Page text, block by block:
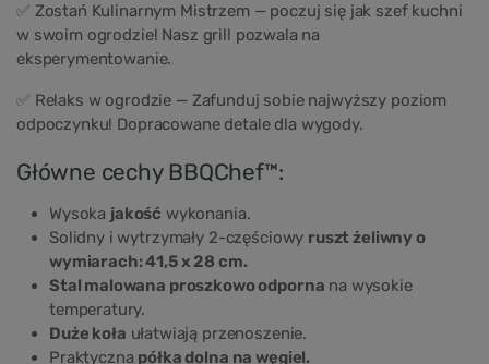
✅ Zostań Kulinarnym Mistrzem — poczuj się jak szef kuchni
w swoim ogrodzie! Nasz grill pozwala na
eksperymentowanie.
✅ Relaks w ogrodzie — Zafunduj sobie najwyższy poziom
odpoczynku! Dopracowane detale dla wygody.
Główne cechy BBQChef™:
Wysoka jakość wykonania.
Solidny i wytrzymały 2-częściowy ruszt żeliwny o
wymiarach: 41,5 x 28 cm.
Stal malowana proszkowo odporna na wysokie
temperatury.
Duże koła ułatwiają przenoszenie.
Praktyczna półka dolna na węgiel.